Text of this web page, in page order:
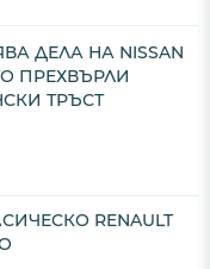
ДЕЛА НА NISSAN
ПРЕХВЪРЛИ
ТРЪСТ
RENAULT